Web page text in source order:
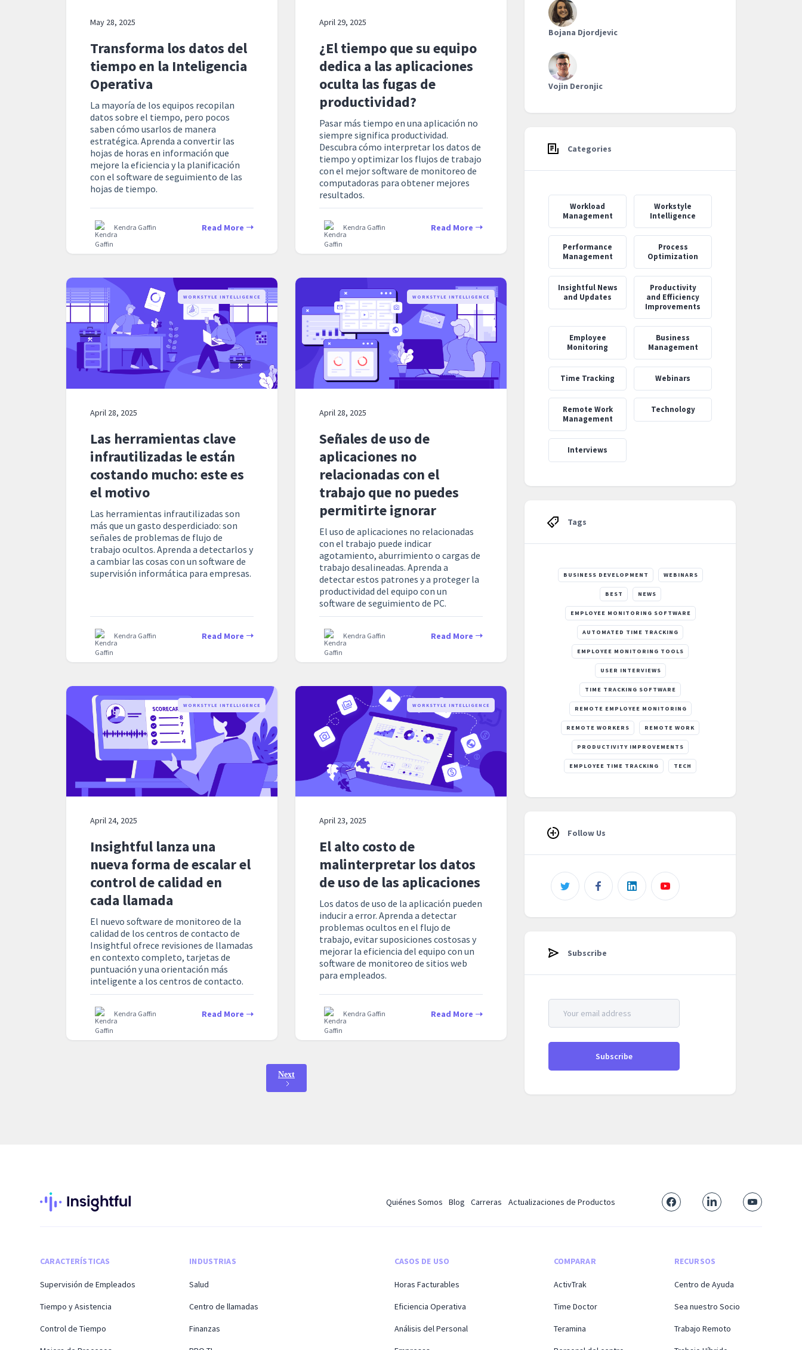
May 28, 2025
Transforma los datos del
tiempo en la Inteligencia
Operativa
La mayoría de los equipos recopilan
datos sobre el tiempo, pero pocos
saben cómo usarlos de manera
estratégica. Aprenda a convertir las
hojas de horas en información que
mejore la eficiencia y la planificación
con el software de seguimiento de las
hojas de tiempo.
Kendra Gaffin Read More
April 29, 2025
¿El tiempo que su equipo
dedica a las aplicaciones
oculta las fugas de
productividad?
Pasar más tiempo en una aplicación no
siempre significa productividad.
Descubra cómo interpretar los datos de
tiempo y optimizar los flujos de trabajo
con el mejor software de monitoreo de
computadoras para obtener mejores
resultados.
Kendra Gaffin Read More
WORKSTYLE INTELLIGENCE
April 28, 2025
Las herramientas clave
infrautilizadas le están
costando mucho: este es
el motivo
Las herramientas infrautilizadas son
más que un gasto desperdiciado: son
señales de problemas de flujo de
trabajo ocultos. Aprenda a detectarlos y
a cambiar las cosas con un software de
supervisión informática para empresas.
Kendra Gaffin Read More
WORKSTYLE INTELLIGENCE
April 28, 2025
Señales de uso de
aplicaciones no
relacionadas con el
trabajo que no puedes
permitirte ignorar
El uso de aplicaciones no relacionadas
con el trabajo puede indicar
agotamiento, aburrimiento o cargas de
trabajo desalineadas. Aprenda a
detectar estos patrones y a proteger la
productividad del equipo con un
software de seguimiento de PC.
Kendra Gaffin Read More
WORKSTYLE INTELLIGENCE
April 24, 2025
Insightful lanza una
nueva forma de escalar el
control de calidad en
cada llamada
El nuevo software de monitoreo de la
calidad de los centros de contacto de
Insightful ofrece revisiones de llamadas
en contexto completo, tarjetas de
puntuación y una orientación más
inteligente a los centros de contacto.
Kendra Gaffin Read More
WORKSTYLE INTELLIGENCE
April 23, 2025
El alto costo de
malinterpretar los datos
de uso de las aplicaciones
Los datos de uso de la aplicación pueden
inducir a error. Aprenda a detectar
problemas ocultos en el flujo de
trabajo, evitar suposiciones costosas y
mejorar la eficiencia del equipo con un
software de monitoreo de sitios web
para empleados.
Kendra Gaffin Read More
Next
Bojana Djordjevic
Vojin Deronjic
Categories
Workload
Management
Workstyle
Intelligence
Performance
Management
Process
Optimization
‍Insightful News
and Updates
Productivity
and Efficiency
Improvements
Employee
Monitoring
Business
Management
Time Tracking Webinars
Remote Work
Management
Technology
Interviews
Tags
BUSINESS DEVELOPMENT WEBINARS
BEST NEWS
EMPLOYEE MONITORING SOFTWARE
AUTOMATED TIME TRACKING
EMPLOYEE MONITORING TOOLS
USER INTERVIEWS
TIME TRACKING SOFTWARE
REMOTE EMPLOYEE MONITORING
REMOTE WORKERS REMOTE WORK
PRODUCTIVITY IMPROVEMENTS
EMPLOYEE TIME TRACKING TECH
Follow Us
Subscribe
Quiénes Somos Blog Carreras Actualizaciones de Productos
CARACTERÍSTICAS
Supervisión de Empleados
Tiempo y Asistencia
Control de Tiempo
INDUSTRIAS
Salud
Centro de llamadas
Finanzas
CASOS DE USO
Horas Facturables
Eficiencia Operativa
Análisis del Personal
COMPARAR
ActivTrak
Time Doctor
Teramina
RECURSOS
Centro de Ayuda
Sea nuestro Socio
Trabajo Remoto